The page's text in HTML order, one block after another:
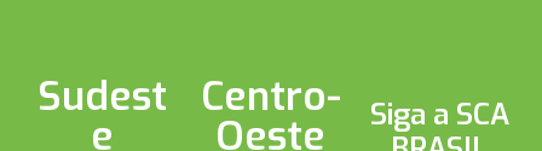
Sudest
e
Centro-
Oeste
Siga a SCA